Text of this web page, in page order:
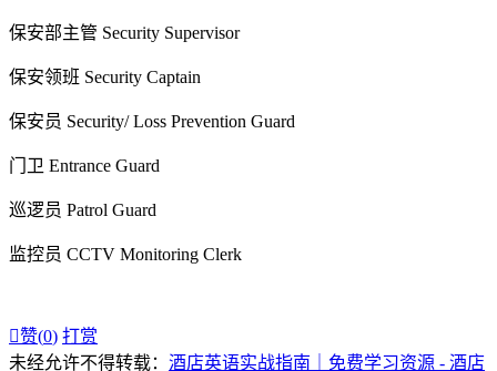
保安部主管 Security Supervisor
保安领班 Security Captain
保安员 Security/ Loss Prevention Guard
门卫 Entrance Guard
巡逻员 Patrol Guard
监控员 CCTV Monitoring Clerk
赞(0) 打赏
未经允许不得转载： 酒店英语实战指南｜免费学习资源 - 酒店